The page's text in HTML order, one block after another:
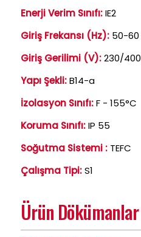
Enerji Verim Sınıfı:IE2
Giriş Frekansı (Hz): 50-60
Giriş Gerilimi (V):230/400
Yapı Şekli:B14-a
İzolasyon Sınıfı:F - 155°C
Koruma Sınıfı:IP 55
Soğutma Sistemi : TEFC
Çalışma Tipi:S1
Ürün Dökümanlar